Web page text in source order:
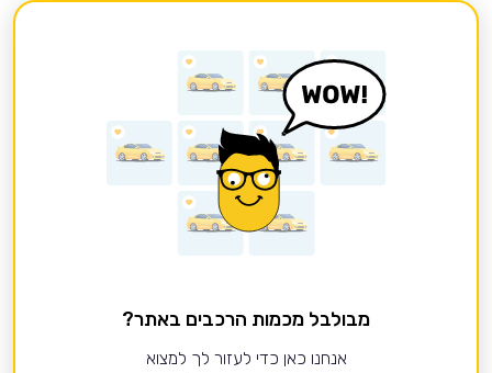
מבולבל מכמות הרכבים באתר?
אנחנו כאן כדי לעזור לך למצוא